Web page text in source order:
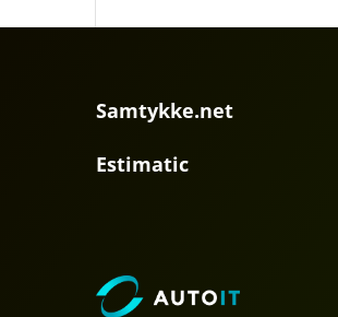
Samtykke.net
Estimatic